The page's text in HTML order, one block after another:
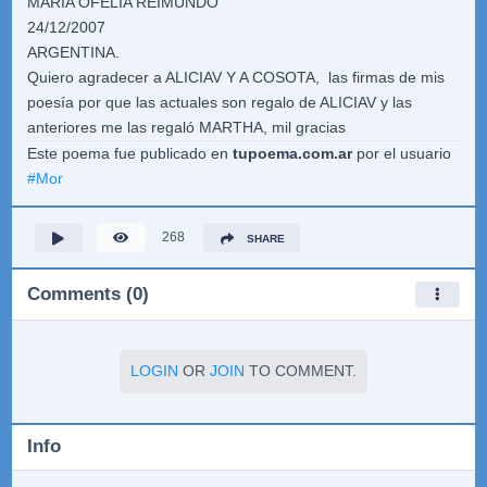
24/12/2007
ARGENTINA.
Quiero agradecer a ALICIAV Y A COSOTA, las firmas de mis
poesía por que las actuales son regalo de ALICIAV y las
anteriores me las regaló MARTHA, mil gracias
Este poema fue publicado en tupoema.com.arpor el usuario
#Mor
268 SHARE
Comments (0)
LOGIN OR JOIN TO COMMENT.
Info